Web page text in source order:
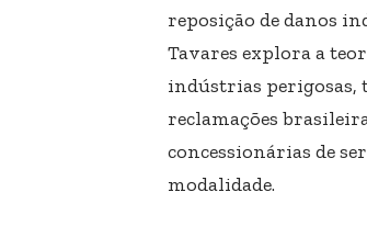
reposição de danos
Tavares explora a
indústrias perigosas,
reclamações
concessionárias de
modalidade.